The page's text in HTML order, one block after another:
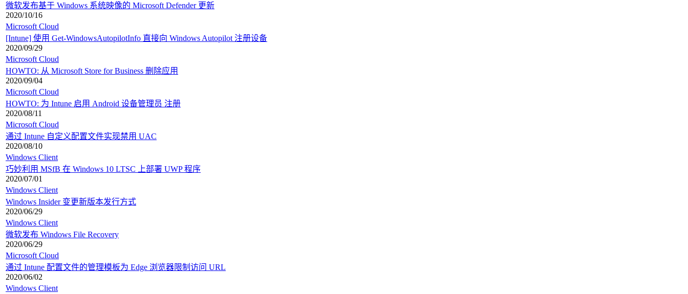
微软发布基于 Windows 系统映像的 Microsoft Defender 更新
2020/10/16
Microsoft Cloud
[Intune] 使用 Get-WindowsAutopilotInfo 直接向 Windows Autopilot 注册设备
2020/09/29
Microsoft Cloud
HOWTO: 从 Microsoft Store for Business 删除应用
2020/09/04
Microsoft Cloud
HOWTO: 为 Intune 启用 Android 设备管理员 注册
2020/08/11
Microsoft Cloud
通过 Intune 自定义配置文件实现禁用 UAC
2020/08/10
Windows Client
巧妙利用 MSfB 在 Windows 10 LTSC 上部署 UWP 程序
2020/07/01
Windows Client
Windows Insider 变更新版本发行方式
2020/06/29
Windows Client
微软发布 Windows File Recovery
2020/06/29
Microsoft Cloud
通过 Intune 配置文件的管理模板为 Edge 浏览器限制访问 URL
2020/06/02
Windows Client